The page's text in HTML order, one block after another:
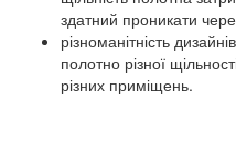
здатний проникати
різноманітність
полотно різної
різних приміщень.